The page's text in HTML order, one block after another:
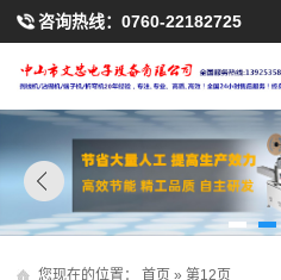
咨询热线： 0760-22182725
您现在的位置： 首页 » 第12页